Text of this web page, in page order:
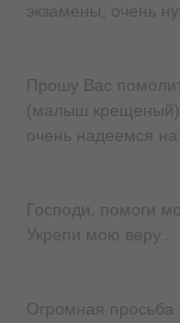
экзамены, очень
Прошу Вас
(малыш крещеный),
очень надеемся
Господи, помоги
Укрепи мою веру...
Огромная просьба